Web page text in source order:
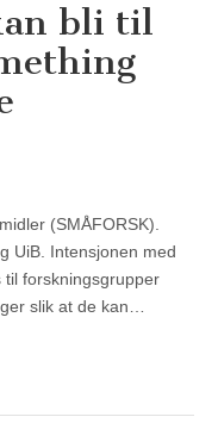
bli til
(SMÅFORSK).
UiB. Intensjonen med
forskningsgrupper
slik at de kan…